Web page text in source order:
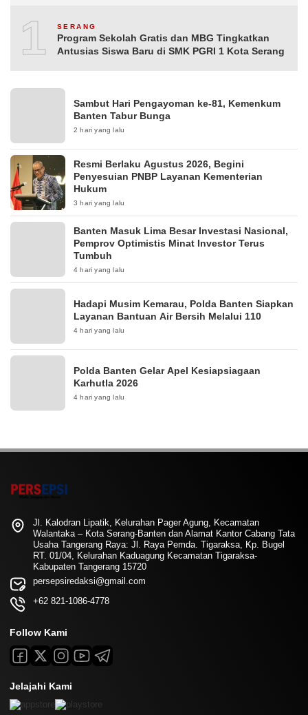
10SERANG
Program Sekolah Gratis dan MBG Tingkatkan
Antusias Siswa Baru di SMK PGRI 1 Kota Serang
Sambut Hari Pengayoman ke-81, Kemenkum
Banten Tabur Bunga
2 hari yang lalu
Resmi Berlaku Agustus 2026, Begini
Penyesuian PNBP Layanan Kementerian
Hukum
3 hari yang lalu
Banten Masuk Lima Besar Investasi Nasional,
Pemprov Optimistis Minat Investor Terus
Tumbuh
4 hari yang lalu
Hadapi Musim Kemarau, Polda Banten Siapkan
Layanan Bantuan Air Bersih Melalui 110
4 hari yang lalu
Polda Banten Gelar Apel Kesiapsiagaan
Karhutla 2026
4 hari yang lalu
Jl. Kalodran Lipatik, Kelurahan Pager Agung, Kecamatan
Walantaka – Kota Serang-Banten dan Alamat Kantor Cabang Tata
Usaha Tangerang Raya: Jl. Raya Pemda. Tigaraksa, Kp. Bugel
RT. 01/04, Kelurahan Kaduagung Kecamatan Tigaraksa-
Kabupaten Tangerang 15720
persepsiredaksi@gmail.com
+62 821-1086-4778
Follow Kami
Jelajahi Kami